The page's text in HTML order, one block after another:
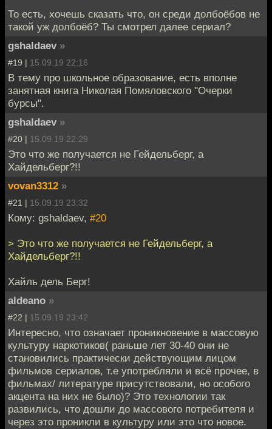
То есть, хочешь сказать что, он среди долбоёбов не
такой уж долбоёб? Ты смотрел далее сериал?
gshaldaev »
#19 | 15.09.19 22:16
В тему про школьное образование, есть вполне
занятная книга Николая Помяловского "Очерки
бурсы".
gshaldaev »
#20 | 15.09.19 22:29
Это что же получается не Гейдельберг, а
Хайдельберг?!!
vovan3312 »
#21 | 15.09.19 23:32
Кому: gshaldaev, #20
> Это что же получается не Гейдельберг, а
Хайдельберг?!!
Хайль дель Берг!
aldeano »
#22 | 15.09.19 23:42
Интересно, что означает проникновение в массовую
культуру наркотиков( раньше лет 30-40 они не
становились практически действующим лицом
фильмов сериалов, т.е употребляли и всё прочее, в
фильмах/ литературе присутствовали, но особого
акцента на них не было)? Это технологии так
развились, что дошли до массового потребителя и
через это проникли в культуру или это что новое.